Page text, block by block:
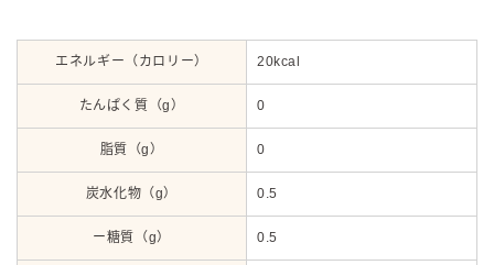
エネルギー（カロリー） 20kcal
たんぱく質（g） 0
脂質（g） 0
炭水化物（g） 0.5
ー糖質（g） 0.5